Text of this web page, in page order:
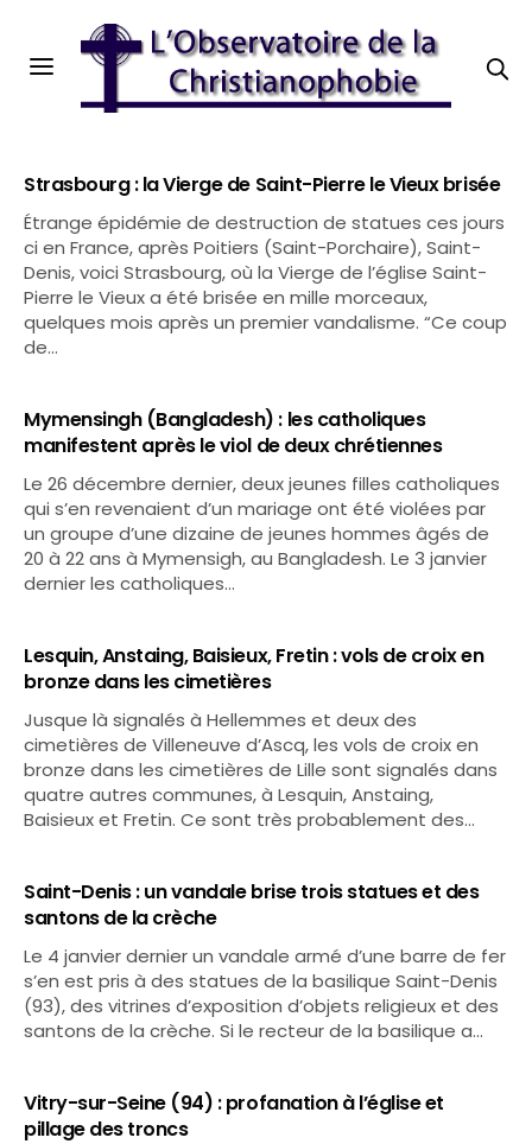
Strasbourg : la Vierge de Saint-Pierre le Vieux brisée
Étrange épidémie de destruction de statues ces jours
ci en France, après Poitiers (Saint-Porchaire), Saint-
Denis, voici Strasbourg, où la Vierge de l’église Saint-
Pierre le Vieux a été brisée en mille morceaux,
quelques mois après un premier vandalisme. “Ce coup
de…
Mymensingh (Bangladesh) : les catholiques
manifestent après le viol de deux chrétiennes
Le 26 décembre dernier, deux jeunes filles catholiques
qui s’en revenaient d’un mariage ont été violées par
un groupe d’une dizaine de jeunes hommes âgés de
20 à 22 ans à Mymensigh, au Bangladesh. Le 3 janvier
dernier les catholiques…
Lesquin, Anstaing, Baisieux, Fretin : vols de croix en
bronze dans les cimetières
Jusque là signalés à Hellemmes et deux des
cimetières de Villeneuve d’Ascq, les vols de croix en
bronze dans les cimetières de Lille sont signalés dans
quatre autres communes, à Lesquin, Anstaing,
Baisieux et Fretin. Ce sont très probablement des…
Saint-Denis : un vandale brise trois statues et des
santons de la crèche
Le 4 janvier dernier un vandale armé d’une barre de fer
s’en est pris à des statues de la basilique Saint-Denis
(93), des vitrines d’exposition d’objets religieux et des
santons de la crèche. Si le recteur de la basilique a…
Vitry-sur-Seine (94) : profanation à l’église et
pillage des troncs